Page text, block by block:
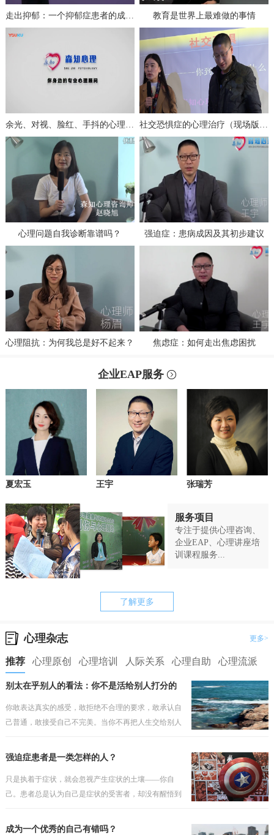
走出抑郁：一个抑郁症患者的成功自救（上） 教育是世界上最难做的事情
余光、对视、脸红、手抖的心理分析与治疗 社交恐惧症的心理治疗（现场版一）
心理问题自我诊断靠谱吗？ 强迫症：患病成因及其初步建议
心理阻抗：为何我总是好不起来？ 焦虑症：如何走出焦虑困扰
企业EAP服务
夏宏玉 王宇 张瑞芳
服务项目
专注于提供心理咨询、
企业EAP、心理讲座培
训课程服务...
了解更多
心理杂志 更多>
推荐 心理原创 心理培训 人际关系 心理自助 心理流派
别太在乎别人的看法：你不是活给别人打分的
你敢表达真实的感受，敢拒绝不合理的要求，敢承认自
己普通，敢接受自己不完美。当你不再把人生交给别人
强迫症患者是一类怎样的人？
只是执着于症状，就会忽视产生症状的土壤——你自
己。患者总是认为自己是症状的受害者，却没有醒悟到
会如此轻易地被打破。他往往会埋怨某些人或事，认为
成为一个优秀的自己有错吗？